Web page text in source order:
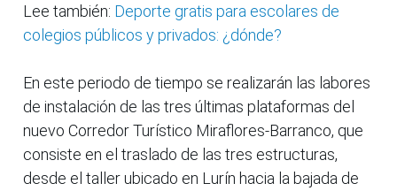
Lee también: Deporte gratis para escolares de
colegios públicos y privados: ¿dónde?
En este periodo de tiempo se realizarán las labores
de instalación de las tres últimas plataformas del
nuevo Corredor Turístico Miraflores-Barranco, que
consiste en el traslado de las tres estructuras,
desde el taller ubicado en Lurín hacia la bajada de